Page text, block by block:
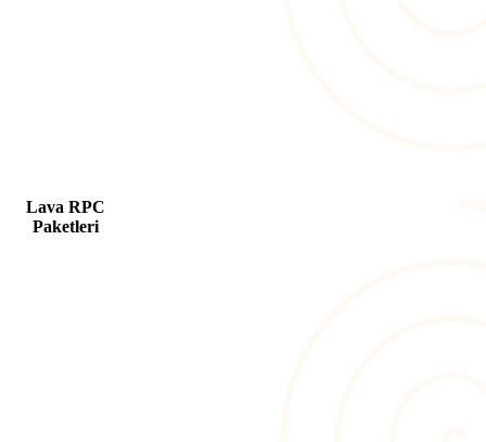
Lava RPC
Paketleri